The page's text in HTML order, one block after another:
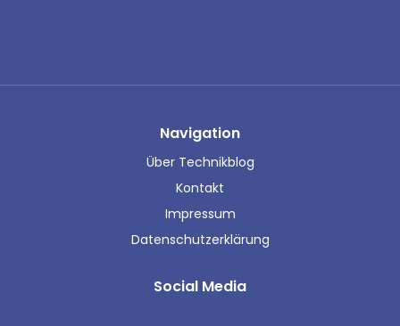
Navigation
Über Technikblog
Kontakt
Impressum
Datenschutzerklärung
Social Media